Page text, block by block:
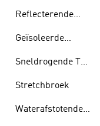
Reflecterende
Geïsoleerde
Sneldrogende T-
Stretchbroek
Waterafstotende